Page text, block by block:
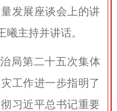
发展座谈会上的讲
主持并讲话。
局第二十五次集体
工作进一步指明了
习近平总书记重要